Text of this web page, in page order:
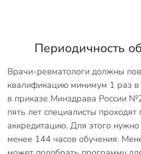
Периодичность
Врачи-ревматологи должны
квалификацию минимум 1 раз
в приказе Минздрава России
пять лет специалисты
аккредитацию. Для этого нужно
менее 144 часов обучения.